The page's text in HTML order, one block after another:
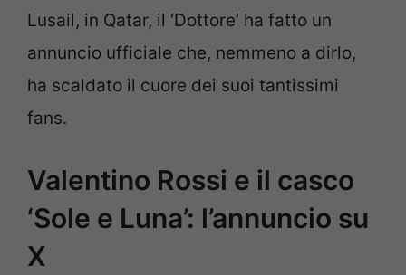
Lusail, in Qatar, il ‘Dottore’ ha fatto un
annuncio ufficiale che, nemmeno a dirlo,
ha scaldato il cuore dei suoi tantissimi
fans.
Valentino Rossi e il casco
‘Sole e Luna’: l’annuncio su
X